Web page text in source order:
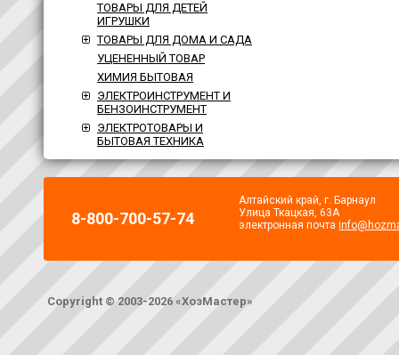
ТОВАРЫ ДЛЯ ДЕТЕЙ
ИГРУШКИ
ТОВАРЫ ДЛЯ ДОМА И САДА
УЦЕНЕННЫЙ ТОВАР
ХИМИЯ БЫТОВАЯ
ЭЛЕКТРОИНСТРУМЕНТ И
БЕНЗОИНСТРУМЕНТ
ЭЛЕКТРОТОВАРЫ И
БЫТОВАЯ ТЕХНИКА
8-800-700-57-74
Алтайский край, г. Барнаул
Улица Ткацкая, 63А
электронная почта
Copyright © 2003-2026 «ХозМастер»